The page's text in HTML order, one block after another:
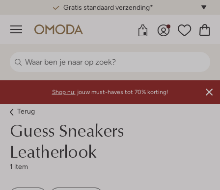
Gratis standaard verzending*
Menu
Shop nu: jouw must-haves tot 70% korting!
Terug
Guess Sneakers
Leatherlook
1 item